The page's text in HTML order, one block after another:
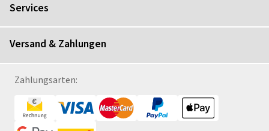
Services
Versand & Zahlungen
Zahlungsarten: